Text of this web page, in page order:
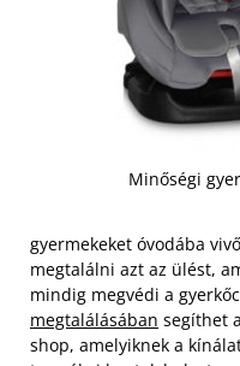
Minőségi
gyermekeket óvodába
megtalálni azt az ülést,
mindig megvédi a
megtalálásában segíthet
shop, amelyiknek a